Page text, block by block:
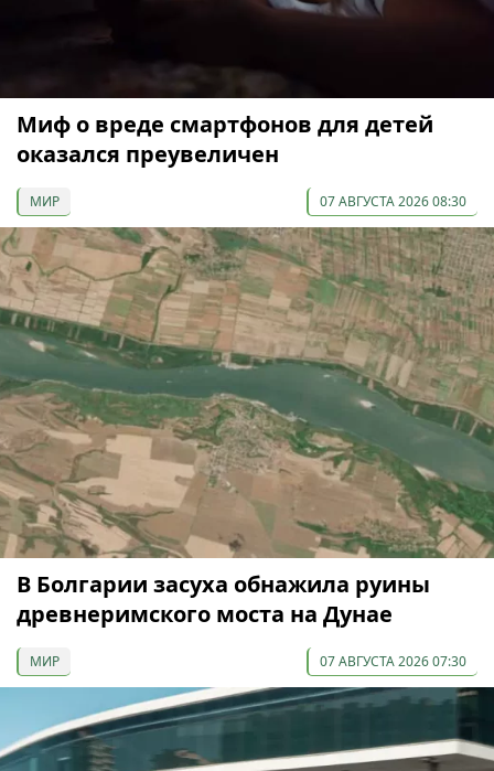
Миф о вреде смартфонов для детей
оказался преувеличен
МИР 07 АВГУСТА 2026 08:30
В Болгарии засуха обнажила руины
древнеримского моста на Дунае
МИР 07 АВГУСТА 2026 07:30